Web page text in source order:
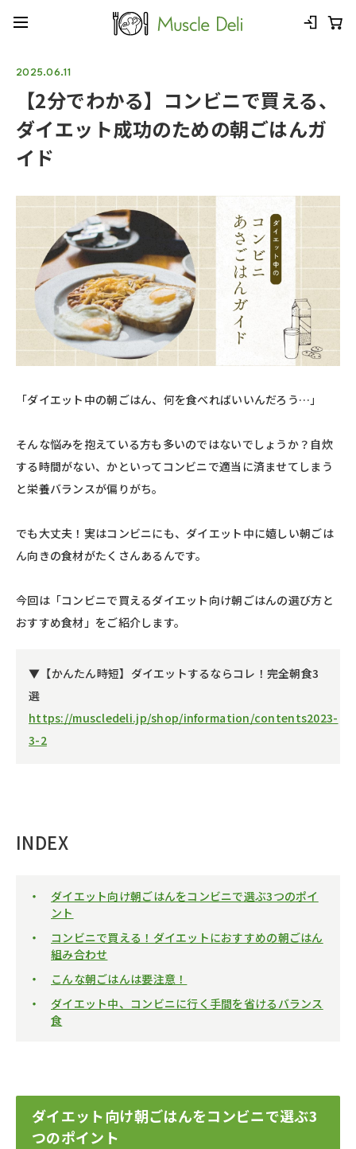
2025.06.11
【2分でわかる】コンビニで買える、
ダイエット成功のための朝ごはんガ
イド
「ダイエット中の朝ごはん、何を食べればいいんだろう…」
そんな悩みを抱えている方も多いのではないでしょうか？自炊
する時間がない、かといってコンビニで適当に済ませてしまう
と栄養バランスが偏りがち。
でも大丈夫！実はコンビニにも、ダイエット中に嬉しい朝ごは
ん向きの食材がたくさんあるんです。
今回は「コンビニで買えるダイエット向け朝ごはんの選び方と
おすすめ食材」をご紹介します。
▼【かんたん時短】ダイエットするならコレ！完全朝食3
選
https://muscledeli.jp/shop/information/contents2023-
3-2
INDEX
ダイエット向け朝ごはんをコンビニで選ぶ3つのポイ
ント
コンビニで買える！ダイエットにおすすめの朝ごはん
組み合わせ
こんな朝ごはんは要注意！
ダイエット中、コンビニに行く手間を省けるバランス
食
ダイエット向け朝ごはんをコンビニで選ぶ3
つのポイント